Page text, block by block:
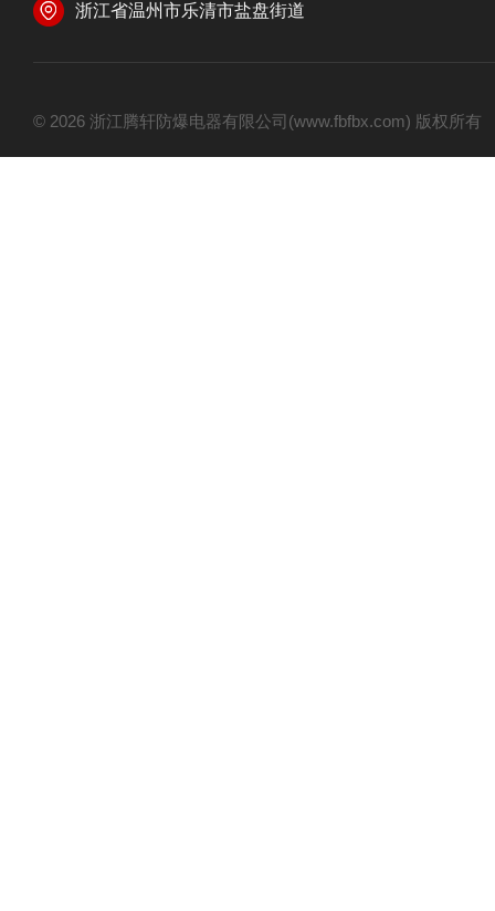
浙江省温州市乐清市盐盘街道
© 2026 浙江腾轩防爆电器有限公司(www.fbfbx.com) 版权所